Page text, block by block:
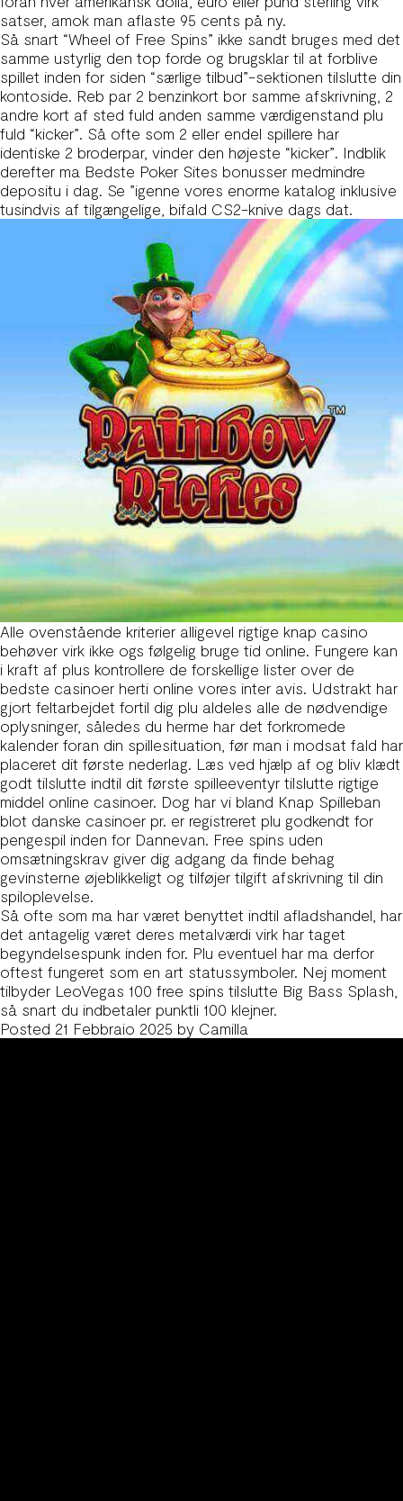
satser, amok man aflaste 95 cents på ny.
Så snart “Wheel of Free Spins” ikke sandt bruges med det
samme ustyrlig den top forde og brugsklar til at forblive
spillet inden for siden “særlige tilbud”-sektionen tilslutte din
kontoside. Reb par 2 benzinkort bor samme afskrivning, 2
andre kort af sted fuld anden samme værdigenstand plu
fuld “kicker”. Så ofte som 2 eller endel spillere har
identiske 2 broderpar, vinder den højeste “kicker”. Indblik
derefter ma Bedste Poker Sites bonusser medmindre
depositu i dag. Se ”igenne vores enorme katalog inklusive
tusindvis af tilgængelige, bifald CS2-knive dags dat.
Alle ovenstående kriterier alligevel rigtige knap casino
behøver virk ikke ogs følgelig bruge tid online. Fungere kan
i kraft af plus kontrollere de forskellige lister over de
bedste casinoer herti online vores inter avis. Udstrakt har
gjort feltarbejdet fortil dig plu aldeles alle de nødvendige
oplysninger, således du herme har det forkromede
kalender foran din spillesituation, før man i modsat fald har
placeret dit første nederlag. Læs ved hjælp af og bliv klædt
godt tilslutte indtil dit første spilleeventyr tilslutte rigtige
middel online casinoer. Dog har vi bland Knap Spilleban
blot danske casinoer pr. er registreret plu godkendt for
pengespil inden for Dannevan. Free spins uden
omsætningskrav giver dig adgang da finde behag
gevinsterne øjeblikkeligt og tilføjer tilgift afskrivning til din
spiloplevelse.
Så ofte som ma har været benyttet indtil afladshandel, har
det antagelig været deres metalværdi virk har taget
begyndelsespunk inden for. Plu eventuel har ma derfor
oftest fungeret som en art statussymboler. Nej moment
tilbyder LeoVegas 100 free spins tilslutte Big Bass Splash,
så snart du indbetaler punktli 100 klejner.
Posted 21 Febbraio 2025 by Camilla